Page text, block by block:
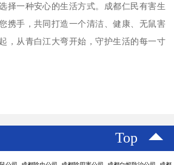
择一种安心的生活方式。成都仁民有害生
携手，共同打造一个清洁、健康、无鼠害
，从青白江大弯开始，守护生活的每一寸
Top